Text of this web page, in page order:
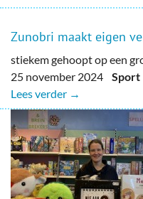
Zunobri maakt eigen
stiekem gehoopt op een
25 november 2024 Sport
Lees verder →